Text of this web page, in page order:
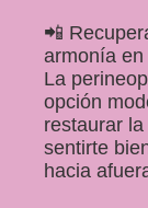
📲
armonía
La
opción
restaurar
sentirte
hacia